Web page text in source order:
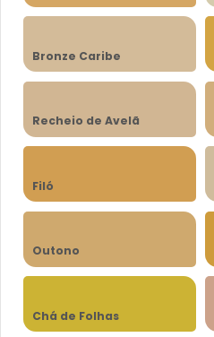
Bronze Caribe
Recheio de Avelã
Filó
Outono
Chá de Folhas